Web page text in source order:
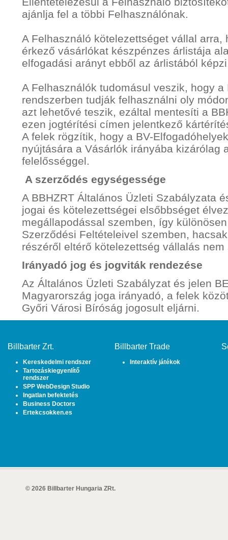
ajánlja fel a többi Felhasználónak.
A Felhasználó kötelezettséget vállal arra,
érkező vásárlókat készpénzes árlistája
elfogadási arányt ebből az árlistából
A Felhasználók tudomásul veszik, hogy
rendszerben tudják felhasználni oly
azt lehetővé teszik, ezáltal mentesíti a
ezen jogtérítési címen jelentkező
A felek rögzítik, hogy a BV-
nyújtására a Vásárlók irányába kizárólag
felelősséggel.
A szerződés egységessége
A BBHZRT Általános Üzleti Szabályzata
jogai és kötelezettségei elsőbbséget
megállapodással szemben, így
Szerződési Feltételeivel szemben,
részéről eltérő kötelezettség vállalás nem
Irányadó jog és jogviták rendezése
Az Általános Üzleti Szabályzat és jelen
Magyarország joga irányadó, a felek
Győri Városi Bíróság jogosult eljárni.
Billbarter Zrt.
Kereskedelmi rendszer
Tartozáskiegyenlítő
rendszer
SPP WebDesign Studio
Ingatlan befektetés
Business Doctors
Ertekcsokken.es
Billbarter Trade
Interaktív játékok
© 2026 Billbarter Hungaria ZRt.